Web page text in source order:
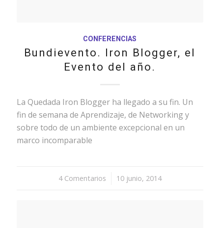
CONFERENCIAS
Bundievento. Iron Blogger, el
Evento del año.
La Quedada Iron Blogger ha llegado a su fin. Un
fin de semana de Aprendizaje, de Networking y
sobre todo de un ambiente excepcional en un
marco incomparable
4 Comentarios
/ 10 junio, 2014